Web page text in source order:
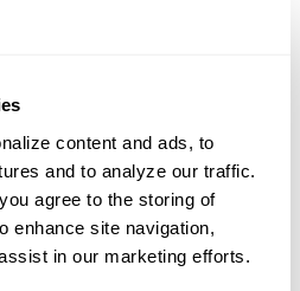
content and ads, to
and to analyze our traffic.
agree to the storing of
enhance site navigation,
in our marketing efforts.
いただけるほか、出演するコメディ
ただける時間もございます。
。